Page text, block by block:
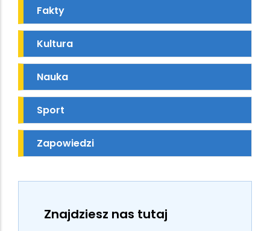
Fakty
Kultura
Nauka
Sport
Zapowiedzi
Znajdziesz nas tutaj